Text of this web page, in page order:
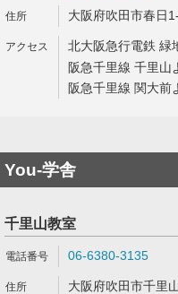
大阪府吹田市春日
北大阪急行電鉄 緑
阪急千里線 千里山
阪急千里線 関大前
You-学舎
千里山教室
06-6380-3135
大阪府吹田市千里